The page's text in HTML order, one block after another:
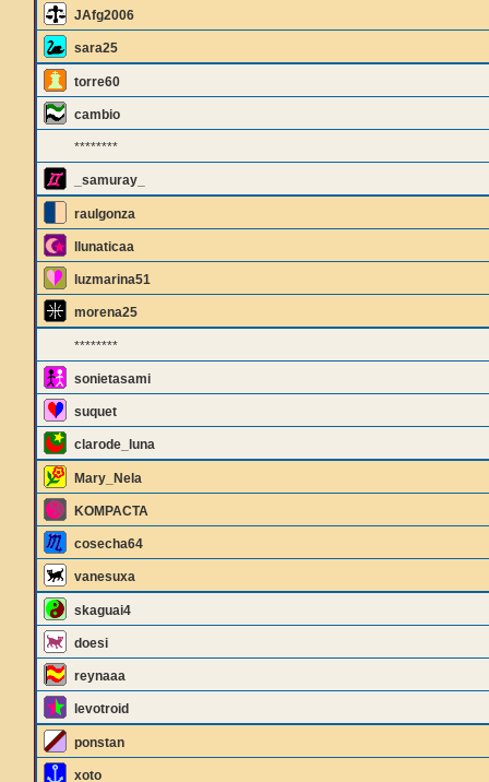
JAfg2006
sara25
torre60
cambio
********
_samuray_
raulgonza
llunaticaa
luzmarina51
morena25
********
sonietasami
suquet
clarode_luna
Mary_Nela
KOMPACTA
cosecha64
vanesuxa
skaguai4
doesi
reynaaa
levotroid
ponstan
xoto